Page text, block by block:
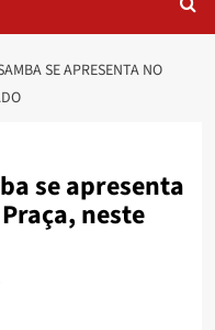
SE APRESENTA NO
se apresenta
neste